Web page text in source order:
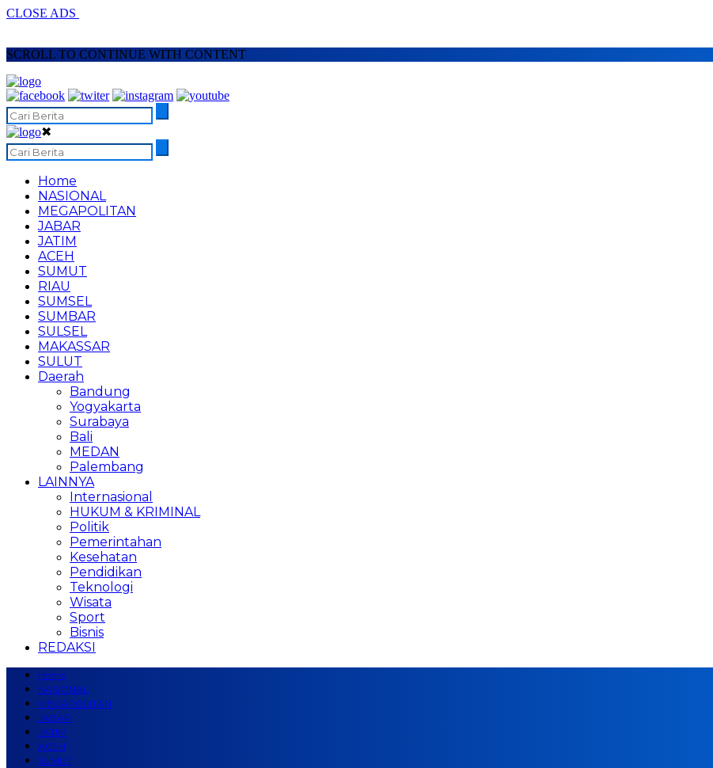
CLOSE ADS
SCROLL TO CONTINUE WITH CONTENT
✖
Home
NASIONAL
MEGAPOLITAN
JABAR
JATIM
ACEH
SUMUT
RIAU
SUMSEL
SUMBAR
SULSEL
MAKASSAR
SULUT
Daerah
Bandung
Yogyakarta
Surabaya
Bali
MEDAN
Palembang
LAINNYA
Internasional
HUKUM & KRIMINAL
Politik
Pemerintahan
Kesehatan
Pendidikan
Teknologi
Wisata
Sport
Bisnis
REDAKSI
Home
NASIONAL
MEGAPOLITAN
JABAR
JATIM
ACEH
SUMUT